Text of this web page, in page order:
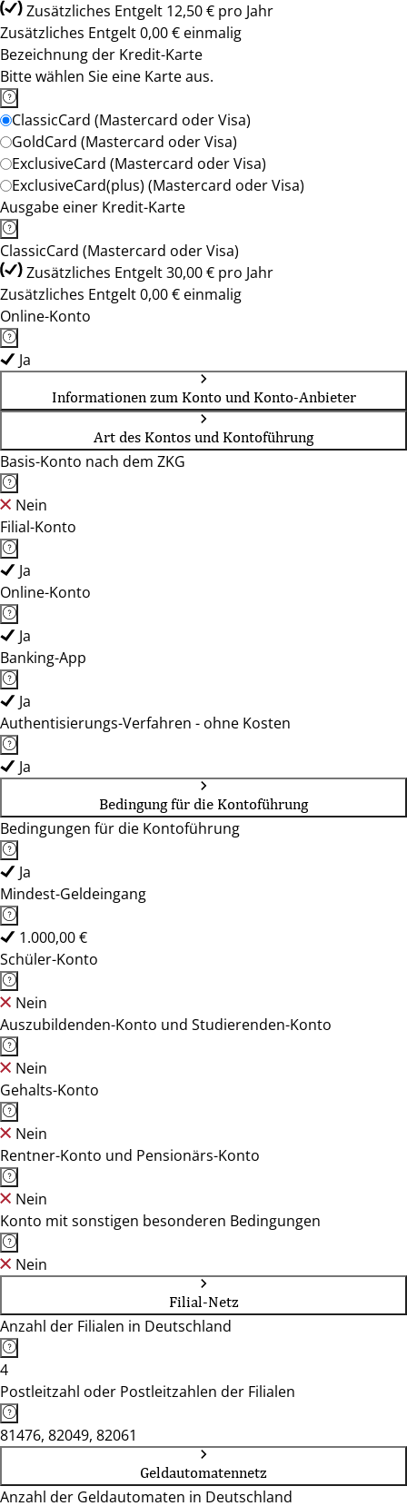
Zusätzliches Entgelt 12,50 € pro Jahr
Zusätzliches Entgelt 0,00 € einmalig
Bezeichnung der Kredit-Karte
Bitte wählen Sie eine Karte aus.
ClassicCard (Mastercard oder Visa)
GoldCard (Mastercard oder Visa)
ExclusiveCard (Mastercard oder Visa)
ExclusiveCard(plus) (Mastercard oder Visa)
Ausgabe einer Kredit-Karte
ClassicCard (Mastercard oder Visa)
Zusätzliches Entgelt 30,00 € pro Jahr
Zusätzliches Entgelt 0,00 € einmalig
Online-Konto
Ja
Informationen zum Konto und Konto-Anbieter
Art des Kontos und Kontoführung
Basis-Konto nach dem ZKG
Nein
Filial-Konto
Ja
Online-Konto
Ja
Banking-App
Ja
Authentisierungs-Verfahren - ohne Kosten
Ja
Bedingung für die Kontoführung
Bedingungen für die Kontoführung
Ja
Mindest-Geldeingang
1.000,00 €
Schüler-Konto
Nein
Auszubildenden-Konto und Studierenden-Konto
Nein
Gehalts-Konto
Nein
Rentner-Konto und Pensionärs-Konto
Nein
Konto mit sonstigen besonderen Bedingungen
Nein
Filial-Netz
Anzahl der Filialen in Deutschland
4
Postleitzahl oder Postleitzahlen der Filialen
81476, 82049, 82061
Geldautomatennetz
Anzahl der Geldautomaten in Deutschland